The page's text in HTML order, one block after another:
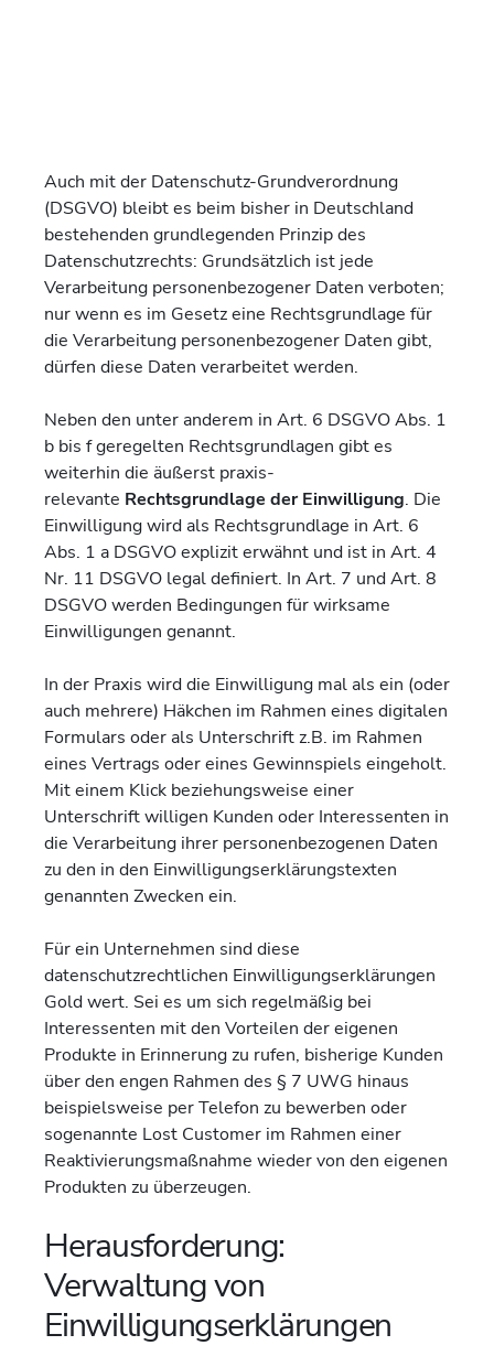
Auch mit der Datenschutz-Grundverordnung
(DSGVO) bleibt es beim bisher in Deutschland
bestehenden grundlegenden Prinzip des
Datenschutzrechts: Grundsätzlich ist jede
Verarbeitung personenbezogener Daten verboten;
nur wenn es im Gesetz eine Rechtsgrundlage für
die Verarbeitung personenbezogener Daten gibt,
dürfen diese Daten verarbeitet werden.
Neben den unter anderem in Art. 6 DSGVO Abs. 1
b bis f geregelten Rechtsgrundlagen gibt es
weiterhin die äußerst praxis-
relevante Rechtsgrundlage der Einwilligung. Die
Einwilligung wird als Rechtsgrundlage in Art. 6
Abs. 1 a DSGVO explizit erwähnt und ist in Art. 4
Nr. 11 DSGVO legal definiert. In Art. 7 und Art. 8
DSGVO werden Bedingungen für wirksame
Einwilligungen genannt.
In der Praxis wird die Einwilligung mal als ein (oder
auch mehrere) Häkchen im Rahmen eines digitalen
Formulars oder als Unterschrift z.B. im Rahmen
eines Vertrags oder eines Gewinnspiels eingeholt.
Mit einem Klick beziehungsweise einer
Unterschrift willigen Kunden oder Interessenten in
die Verarbeitung ihrer personenbezogenen Daten
zu den in den Einwilligungserklärungstexten
genannten Zwecken ein.
Für ein Unternehmen sind diese
datenschutzrechtlichen Einwilligungserklärungen
Gold wert. Sei es um sich regelmäßig bei
Interessenten mit den Vorteilen der eigenen
Produkte in Erinnerung zu rufen, bisherige Kunden
über den engen Rahmen des § 7 UWG hinaus
beispielsweise per Telefon zu bewerben oder
sogenannte Lost Customer im Rahmen einer
Reaktivierungsmaßnahme wieder von den eigenen
Produkten zu überzeugen.
Herausforderung:
Verwaltung von
Einwilligungserklärungen